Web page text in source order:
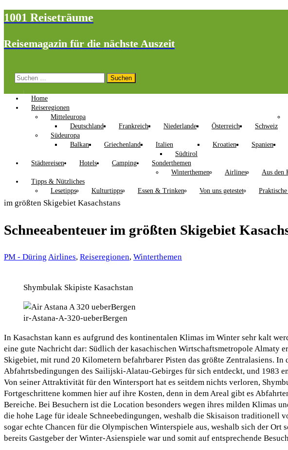
1001 Reiseträume
Reisemagazin für die nächste Auszeit
Suchen
Home
Reiseregionen
Mitteleuropa
Deutschland
Frankreich Niederlande Österreich Schweiz
Südeuropa
Balkan
Griechenland
Italien
Südtirol
Kroatien Spanien
Städtereisen
Hotels Camping
Sonderthemen
Winterthemen
Airlines Aus den
Tipps & Nützliches
Lesetipps
Kulturtipps Essen & Trinken Von uns getestet
im größten Skigebiet Kasachstans
Schneeabenteuer im größten Skigebiet
PM - Düring Airlines, Reiseregionen, Winterthemen
Shymbulak Skipiste Kasachstan
ir-Astana-A-320-ueberBergen
In Kasachstan kann es aufgrund des kontinentalen Klimas im Winter sehr kalt
eine gute Nachricht dar: Südlich der kasachischen Wirtschaftsmetropole Almaty
Skigebiet, mit rund 20 Kilometern befahrbarer Pisten das größte Zentralasiens.
Abfahrtsbedingungen des Sailijski-Alatau-Gebirges für sich entdeckt, und 1983
Von seiner Attraktivität für den Wintersport hat es seitdem nichts verloren,
Fortgeschrittene kommen hier auf ihre Kosten, denn in dem Areal gibt es
Bereiche. Bei Besuchern ist die Location besonders wegen ihres milden Klimas
die hohe Lage für ideale Schneebedingungen, weshalb die Skisaison
sogar echte Chancen für die Olympischen Winterspiele aus, weshalb sich der
bereits Gastgeber der Winter-Asienspiele war und somit auf entsprechende